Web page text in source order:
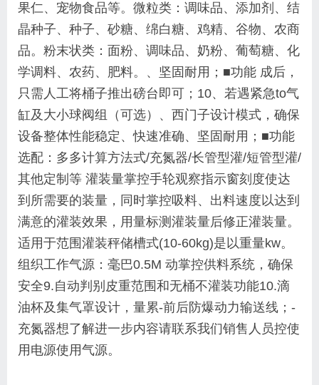
果仁、宠物食品等。 微粒类：调味品、添加剂、结
晶种子、种子、砂糖、绵白糖、鸡精、谷物、农商
品。 粉末状类：面粉、调味品、奶粉、葡萄糖、化
学调料、农药、肥料。 、坚固耐用；■功能 成后，
只需人工将桶子推出磅台即可；10、若遇紧急to气
缸及大小球阀组（可选）、西门子设计模式， 确保
设备整体性能稳定、快速准确、坚固耐用；■功能
选配： 多多计算方法式/充氮器/长管型灌/短管型灌/
其他定制等 灌装量掌控手轮观察指示窗刻度使达
到所需要的装量，同时掌控吸料、出料速度以达到
满意的灌装效果， 用量标测灌装量后修正灌装量。
适用于范围灌装秤储槽式(10-60kg)是以重量kw。
组织工作气源： 毫巴0.5M 动掌控供料系统，确保
安全9.自动判别皮重范围和无桶不灌装功能10.滴
油杯及集气罩设计， 量累-前后防爆动力输送线；-
充氮器想了解进一步内容请联系我们销售人员控使
用电源使用气源。